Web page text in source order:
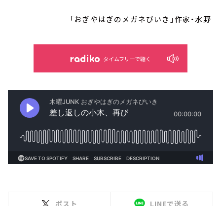
「おぎやはぎのメガネびいき」作家・水野
タイムフリーで聴く
ポスト LINEで送る